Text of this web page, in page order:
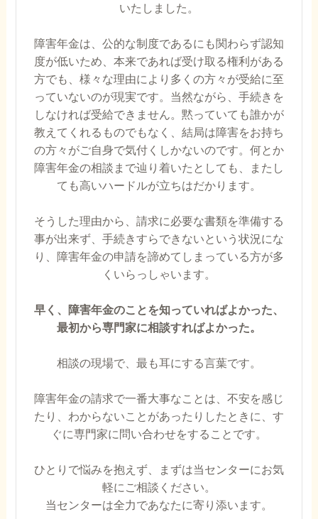
いたしました。
障害年金は、公的な制度であるにも関わらず認知
度が低いため、本来であれば受け取る権利がある
方でも、様々な理由により多くの方々が受給に至
っていないのが現実です。当然ながら、手続きを
しなければ受給できません。黙っていても誰かが
教えてくれるものでもなく、結局は障害をお持ち
の方々がご自身で気付くしかないのです。何とか
障害年金の相談まで辿り着いたとしても、またし
ても高いハードルが立ちはだかります。
そうした理由から、請求に必要な書類を準備する
事が出来ず、手続きすらできないという状況にな
り、障害年金の申請を諦めてしまっている方が多
くいらっしゃいます。
早く、障害年金のことを知っていればよかった、
最初から専門家に相談すればよかった。
相談の現場で、最も耳にする言葉です。
障害年金の請求で一番大事なことは、不安を感じ
たり、わからないことがあったりしたときに、す
ぐに専門家に問い合わせをすることです。
ひとりで悩みを抱えず、まずは当センターにお気
軽にご相談ください。
当センターは全力であなたに寄り添います。